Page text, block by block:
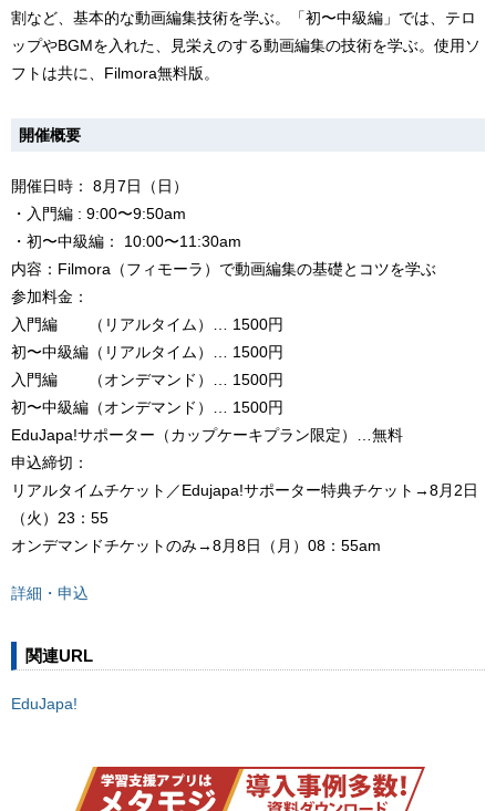
割など、基本的な動画編集技術を学ぶ。「初〜中級編」では、テロ
ップやBGMを入れた、見栄えのする動画編集の技術を学ぶ。使用ソ
フトは共に、Filmora無料版。
開催概要
開催日時： 8月7日（日）
・入門編 : 9:00〜9:50am
・初〜中級編： 10:00〜11:30am
内容：Filmora（フィモーラ）で動画編集の基礎とコツを学ぶ
参加料金：
入門編 （リアルタイム）… 1500円
初〜中級編（リアルタイム）… 1500円
入門編 （オンデマンド）… 1500円
初〜中級編（オンデマンド）… 1500円
EduJapa!サポーター（カップケーキプラン限定）…無料
申込締切：
リアルタイムチケット／Edujapa!サポーター特典チケット→8月2日
（火）23：55
オンデマンドチケットのみ→8月8日（月）08：55am
詳細・申込
関連URL
EduJapa!